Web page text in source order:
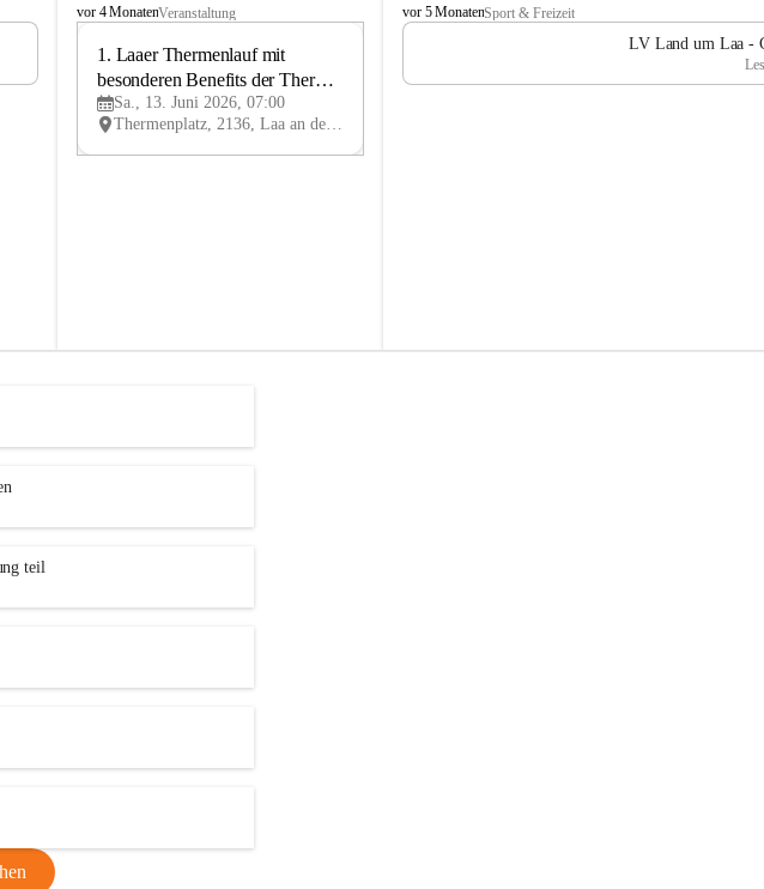
L
vor 4 MonatenVeranstaltung
JUN
1. Laaer Thermenlauf mit
besonderen Benefits der Therme
LaaSa., 13. Juni 2026, 07:00
Thermenplatz, 2136, Laa an der Thaya, Mistelbach, Niederösterreich, AUT
L
V
a
vor 5 MonatenSport & Freizeit
LV Land um Laa -
teil